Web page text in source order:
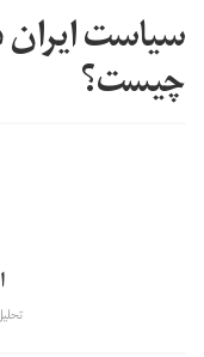
سیاست ایران
چیست؟